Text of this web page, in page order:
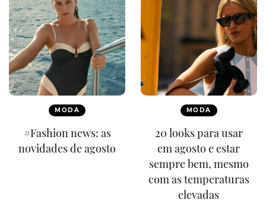
MODA
#Fashion news: as
novidades de agosto
MODA
20 looks para usar
em agosto e estar
sempre bem, mesmo
com as temperaturas
elevadas